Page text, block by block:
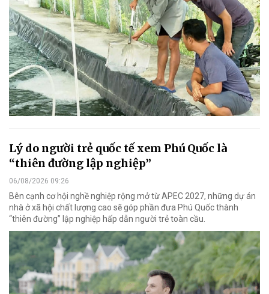
Lý do người trẻ quốc tế xem Phú Quốc là
“thiên đường lập nghiệp”
06/08/2026 09:26
Bên cạnh cơ hội nghề nghiệp rộng mở từ APEC 2027, những dự án
nhà ở xã hội chất lượng cao sẽ góp phần đưa Phú Quốc thành
“thiên đường” lập nghiệp hấp dẫn người trẻ toàn cầu.